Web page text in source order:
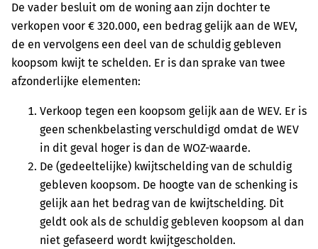
De vader besluit om de woning aan zijn dochter te
verkopen voor € 320.000, een bedrag gelijk aan de WEV,
de en vervolgens een deel van de schuldig gebleven
koopsom kwijt te schelden. Er is dan sprake van twee
afzonderlijke elementen:
Verkoop tegen een koopsom gelijk aan de WEV. Er is
geen schenkbelasting verschuldigd omdat de WEV
in dit geval hoger is dan de WOZ-waarde.
De (gedeeltelijke) kwijtschelding van de schuldig
gebleven koopsom. De hoogte van de schenking is
gelijk aan het bedrag van de kwijtschelding. Dit
geldt ook als de schuldig gebleven koopsom al dan
niet gefaseerd wordt kwijtgescholden.